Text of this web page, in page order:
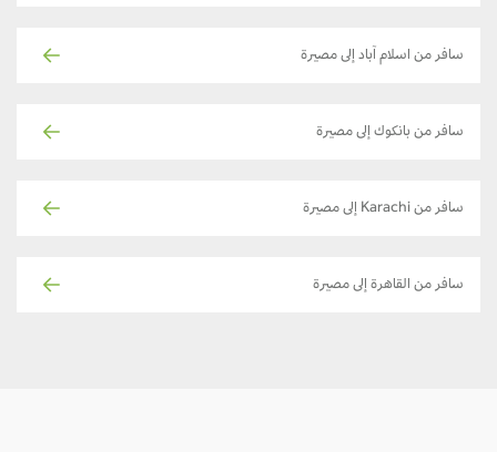
سافر من اسلام آباد إلى مصيرة
سافر من بانكوك إلى مصيرة
سافر من Karachi إلى مصيرة
سافر من القاهرة إلى مصيرة